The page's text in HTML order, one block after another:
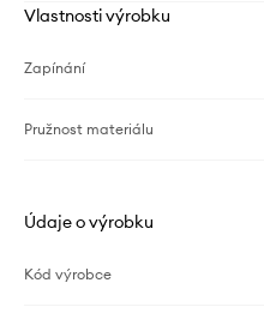
Vlastnosti výrobku
Zapínání
Pružnost materiálu
Údaje o výrobku
Kód výrobce